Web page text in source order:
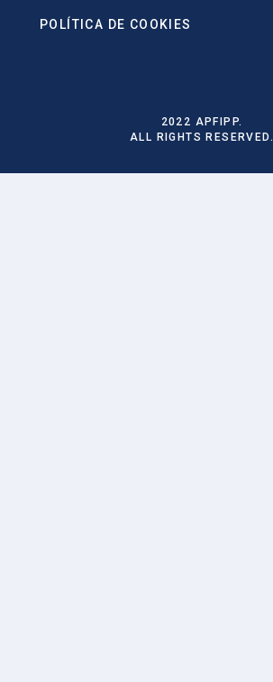
POLÍTICA DE COOKIES
2022 APFIPP.
ALL RIGHTS RESERVED.